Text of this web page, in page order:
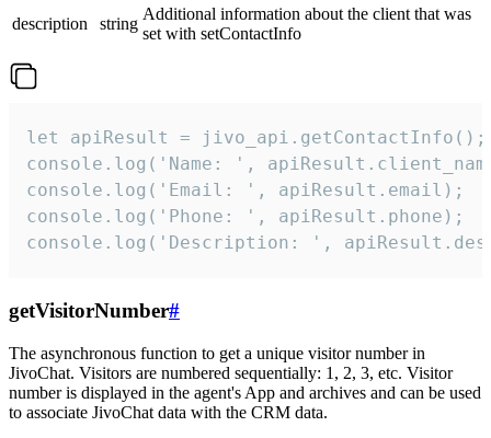
description
string
Additional information about the client that was
set with setContactInfo
let apiResult = jivo_api.getContactInfo();
console.log('Name: ',
console.log('Email: ', apiResult.email);
console.log('Phone: ', apiResult.phone);
console.log('Description: ',
getVisitorNumber#
The asynchronous function to get a unique visitor number in
JivoChat. Visitors are numbered sequentially: 1, 2, 3, etc. Visitor
number is displayed in the agent's App and archives and can be used
to associate JivoChat data with the CRM data.